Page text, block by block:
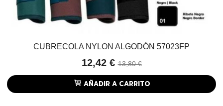
CUBRECOLA NYLON ALGODÓN 57023FP
12,42 €13,80 €
AÑADIR A CARRITO